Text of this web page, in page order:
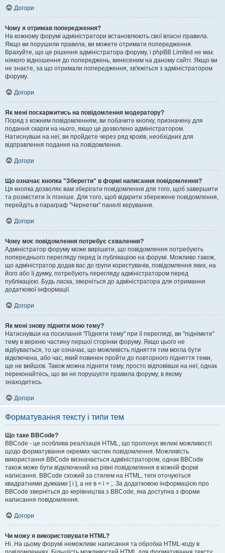
Догори
Чому я отримав попередження?
На кожному форумі адміністратори встановлюють свої власні правила.
Якщо ви порушили правила, ви можете отримати попередження.
Врахуйте, що це рішення адміністратора форуму, і phpBB Limited не має
ніякого відношення до попереджень, винесеним на даному сайті. Якщо ви
не знаєте, за що отримали попередження, зв'яжіться з адміністратором
форуму.
Догори
Як мені поскаржитись на повідомлення модератору?
Поряд з кожним повідомленням, ви побачите кнопку, призначену для
подання скарги на нього, якщо це дозволено адміністратором.
Натиснувши на неї, ви пройдете через ряд кроків, необхідних для
відправлення подання на повідомлення.
Догори
Що означає кнопка "Зберегти" в формі написання повідомлення?
Ця кнопка дозволяє вам зберігати повідомлення для того, щоб завершити
та розмістити їх пізніше. Для того, щоб відкрити збережене повідомлення,
перейдіть в параграф "Чернетки" панелі керування.
Догори
Чому моє повідомлення потребує схвалення?
Адміністратор форуму може вирішити, що повідомлення потребують
попереднього перегляду перед їх публікацією на форумі. Можливо також,
що адміністратор додав вас до групи користувачів, повідомлення яких, на
його або її думку, потребують перегляду адміністратором перед
публікацією. Будь ласка, зверніться до адміністратора для отримання
додаткової інформації.
Догори
Як мені знову підняти мою тему?
Натиснувши на посилання "Підняти тему" при її перегляді, ви "піднімете"
тему в верхню частину першої сторінки форуму. Якщо цього не
відбувається, то це означає, що можливість підняття тим могла бути
відключена, або час, який повинен пройти до повторного підняття теми,
ще не вийшов. Також можна підняти тему, просто відповівши на неї, однак
переконайтесь, що ви не порушуєте правила форуму, в якому
знаходитесь.
Догори
Форматування тексту і типи тем
Що таке BBCode?
BBCode - це особлива реалізація HTML, що пропонує великі можливості
щодо форматування окремих частин повідомлення. Можливість
використання BBCode визначається адміністратором, однак BBCode
також може бути відключений на рівні повідомлення в кожній формі
написання. BBCode схожий за стилем на HTML, теги оточуються
квадратними дужками [ і ], а не в < і > ;. За додатковою інформацією про
BBCode зверніться до керівництва з BBCode, яка доступна з форми
написання повідомлення.
Догори
Чи можу я використовувати HTML?
Ні. На цьому форумі неможливе написання та обробка HTML-коду в